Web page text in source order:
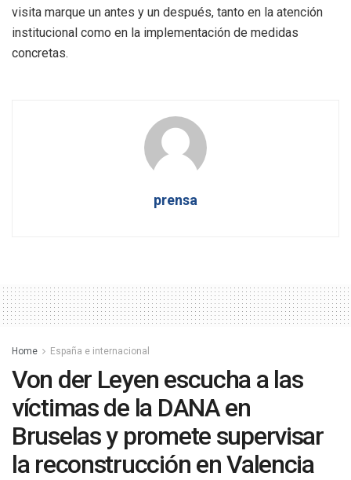
visita marque un antes y un después, tanto en la atención
institucional como en la implementación de medidas
concretas.
prensa
Home España e internacional
Von der Leyen escucha a las
víctimas de la DANA en
Bruselas y promete supervisar
la reconstrucción en Valencia